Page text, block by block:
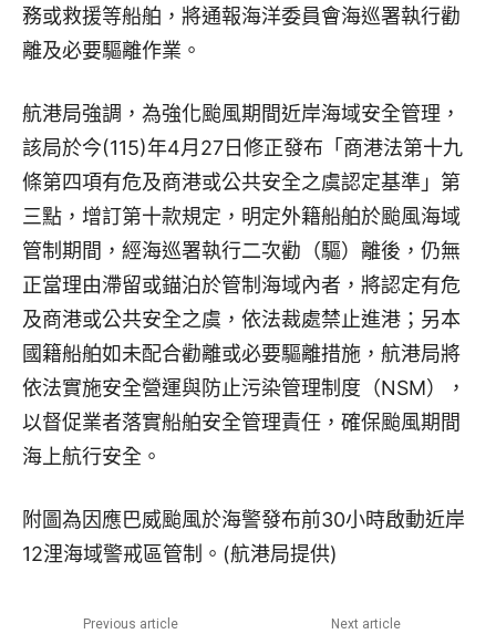
務或救援等船舶，將通報海洋委員會海巡署執行勸
離及必要驅離作業。
航港局強調，為強化颱風期間近岸海域安全管理，
該局於今(115)年4月27日修正發布「商港法第十九
條第四項有危及商港或公共安全之虞認定基準」第
三點，增訂第十款規定，明定外籍船舶於颱風海域
管制期間，經海巡署執行二次勸（驅）離後，仍無
正當理由滯留或錨泊於管制海域內者，將認定有危
及商港或公共安全之虞，依法裁處禁止進港；另本
國籍船舶如未配合勸離或必要驅離措施，航港局將
依法實施安全營運與防止污染管理制度（NSM），
以督促業者落實船舶安全管理責任，確保颱風期間
海上航行安全。
附圖為因應巴威颱風於海警發布前30小時啟動近岸
12浬海域警戒區管制。(航港局提供)
Previous article Next article